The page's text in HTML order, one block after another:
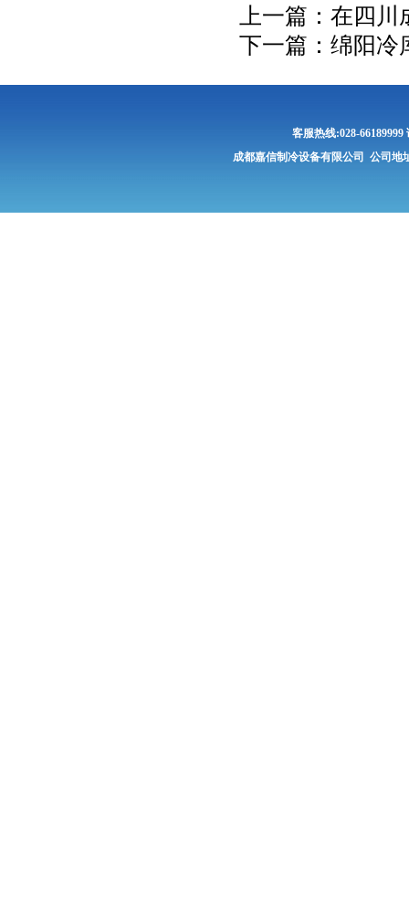
上一篇： 在四川
下一篇： 绵阳冷
客服热线:028-
成都嘉信制冷设备有限公司 公司地